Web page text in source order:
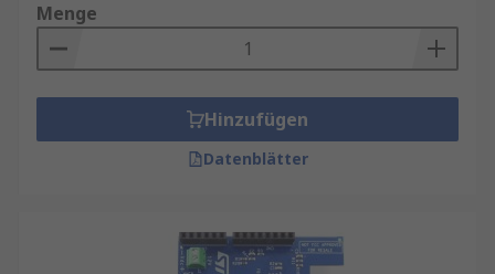
Menge
Hinzufügen
Datenblätter